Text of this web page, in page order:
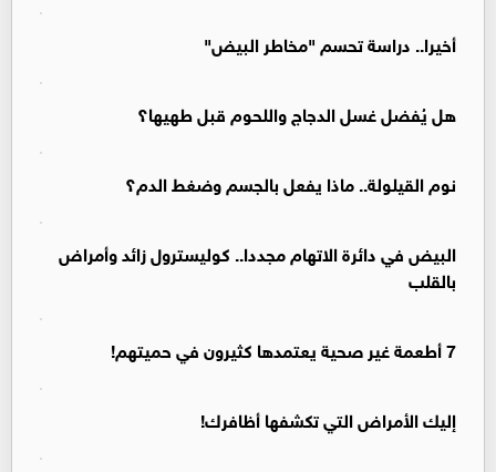
أخيرا.. دراسة تحسم "مخاطر البيض"
هل يُفضل غسل الدجاج واللحوم قبل طهيها؟
نوم القيلولة.. ماذا يفعل بالجسم وضغط الدم؟
البيض في دائرة الاتهام مجددا.. كوليسترول زائد وأمراض
بالقلب
7 أطعمة غير صحية يعتمدها كثيرون في حميتهم!
إليك الأمراض التي تكشفها أظافرك!